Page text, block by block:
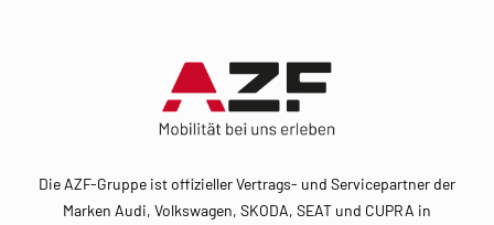
Die AZF-Gruppe ist offizieller Vertrags- und Servicepartner der
Marken Audi, Volkswagen, SKODA, SEAT und CUPRA in